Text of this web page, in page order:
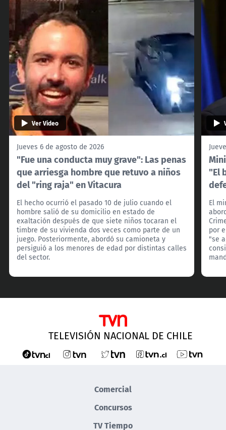
Ver Video
Jueves 6 de agosto de 2026
"Fue una conducta muy grave": Las penas
que arriesga hombre que retuvo a niños
del "ring raja" en Vitacura
El hecho ocurrió el pasado 10 de julio cuando el
hombre salió de su domicilio en estado de
exaltación después de que siete niños tocaran el
timbre de su vivienda dos veces como parte de un
juego. Posteriormente, abordó su camioneta y
persiguió a los menores de edad por distintas calles
del sector.
"El
El
por
"se
TELEVISIÓN NACIONAL DE CHILE
Comercial
Concursos
TV Tiempo